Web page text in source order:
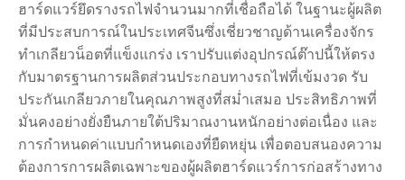
ฮาร์ดแวร์ยึดรางรถไฟจำนวนมากที่เชื่อถือได้ ในฐานะผู้ผลิต
ที่มีประสบการณ์ในประเทศจีนซึ่งเชี่ยวชาญด้านเครื่องจักร
ทำเกลียวน็อตที่แข็งแกร่ง เราปรับแต่งอุปกรณ์ต๊าปนี้ให้ตรง
กับมาตรฐานการผลิตส่วนประกอบทางรถไฟที่เข้มงวด รับ
ประกันเกลียวภายในคุณภาพสูงที่สม่ำเสมอ ประสิทธิภาพที่
มั่นคงอย่างยั่งยืนภายใต้ปริมาณงานหนักอย่างต่อเนื่อง และ
การกำหนดค่าแบบกำหนดเองที่ยืดหยุ่น เพื่อตอบสนองความ
ต้องการการผลิตเฉพาะของผู้ผลิตฮาร์ดแวร์การก่อสร้างทาง